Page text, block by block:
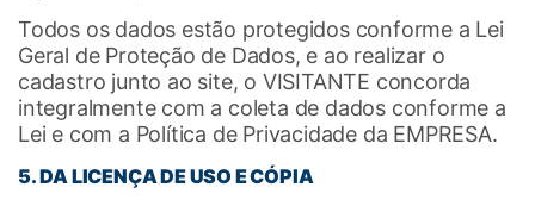
Todos os dados estão protegidos conforme a Lei
Geral de Proteção de Dados, e ao realizar o
cadastro junto ao site, o VISITANTE concorda
integralmente com a coleta de dados conforme a
Lei e com a Política de Privacidade da EMPRESA.
5.DA LICENÇA DE USO E CÓPIA